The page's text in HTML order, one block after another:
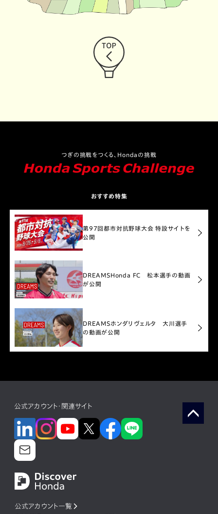
つぎの挑戦をつくる、Hondaの挑戦
おすすめ特集
第97回都市対抗野球大会 特設サイトを
公開
DREAMSHonda FC 松本選手の動画
が公開
DREAMSホンダリヴェルタ 大川選手
の動画が公開
公式アカウント・関連サイト
公式アカウント一覧